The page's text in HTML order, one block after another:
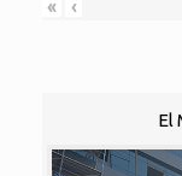
« ‹
El